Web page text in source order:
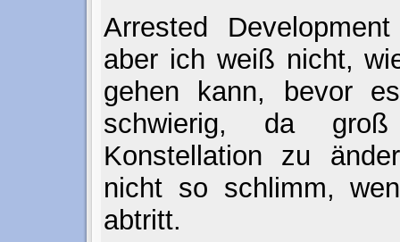
Arrested
aber ich weiß nicht,
gehen kann, bevor
schwierig, da
Konstellation zu
nicht so schlimm,
abtritt.